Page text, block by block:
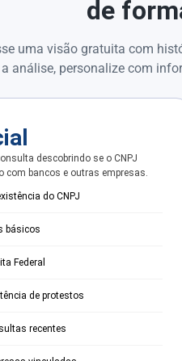
de
uma visão gratuita com
análise, personalize com
descobrindo se o CNPJ
com bancos e outras empresas.
do CNPJ
básicos
Federal
de protestos
recentes